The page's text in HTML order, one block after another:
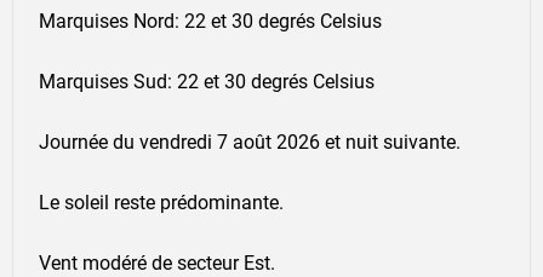
Marquises Nord: 22 et 30 degrés Celsius
Marquises Sud: 22 et 30 degrés Celsius
Journée du vendredi 7 août 2026 et nuit suivante.
Le soleil reste prédominante.
Vent modéré de secteur Est.